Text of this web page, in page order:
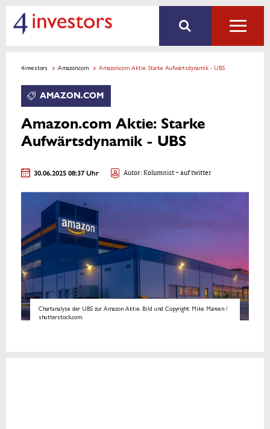
4investors Amazon.com Amazon.com Aktie: Starke Aufwärtsdynamik - UBS
AMAZON.COM
Amazon.com Aktie: Starke
Aufwärtsdynamik - UBS
30.06.2025 08:37 Uhr Autor:Kolumnist- auf twitter
Chartanalyse der UBS zur Amazon Aktie. Bild und Copyright: Mike Mareen /
shutterstock.com.